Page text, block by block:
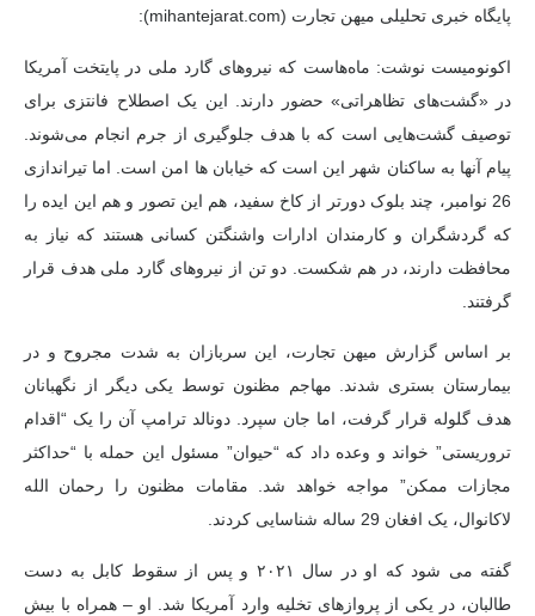
پایگاه خبری تحلیلی میهن تجارت (mihantejarat.com):
اکونومیست نوشت: ماه‌هاست که نیروهای گارد ملی در پایتخت آمریکا
در «گشت‌های تظاهراتی» حضور دارند. این یک اصطلاح فانتزی برای
توصیف گشت‌هایی است که با هدف جلوگیری از جرم انجام می‌شوند.
پیام آنها به ساکنان شهر این است که خیابان ها امن است. اما تیراندازی
26 نوامبر، چند بلوک دورتر از کاخ سفید، هم این تصور و هم این ایده را
که گردشگران و کارمندان ادارات واشنگتن کسانی هستند که نیاز به
محافظت دارند، در هم شکست. دو تن از نیروهای گارد ملی هدف قرار
گرفتند.
بر اساس گزارش میهن تجارت، این سربازان به شدت مجروح و در
بیمارستان بستری شدند. مهاجم مظنون توسط یکی دیگر از نگهبانان
هدف گلوله قرار گرفت، اما جان سپرد. دونالد ترامپ آن را یک “اقدام
تروریستی” خواند و وعده داد که “حیوان” مسئول این حمله با “حداکثر
مجازات ممکن” مواجه خواهد شد. مقامات مظنون را رحمان الله
لاکانوال، یک افغان 29 ساله شناسایی کردند.
گفته می شود که او در سال ۲۰۲۱ و پس از سقوط کابل به دست
طالبان، در یکی از پروازهای تخلیه وارد آمریکا شد. او – همراه با بیش